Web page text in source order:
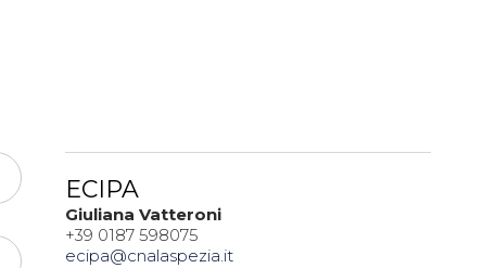
ECIPA
Giuliana Vatteroni
+39 0187 598075
ecipa@cnalaspezia.it